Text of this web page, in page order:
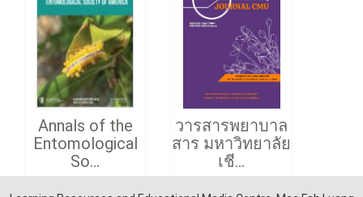
Annals of the
Entomological
So...
วารสารพยาบาล
สาร มหาวิทยาลัย
เชี...